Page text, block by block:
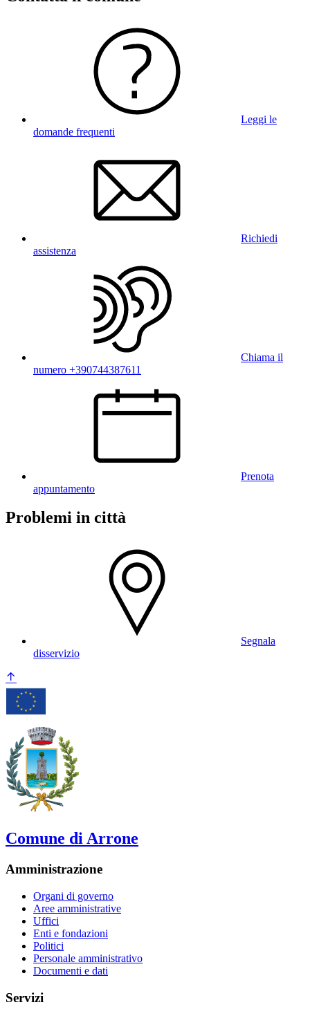
Leggi le
domande frequenti
Richiedi
assistenza
Chiama il
numero +390744387611
Prenota
appuntamento
Problemi in città
Segnala
disservizio
Comune di Arrone
Amministrazione
Organi di governo
Aree amministrative
Uffici
Enti e fondazioni
Politici
Personale amministrativo
Documenti e dati
Servizi